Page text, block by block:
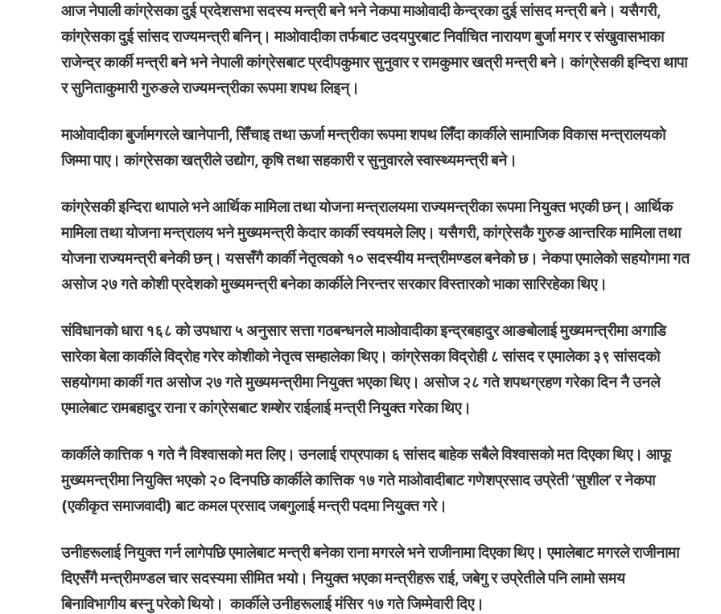
FM
समाचार
मधेश
आज नेपाली कांग्रेसका दुई प्रदेशसभा सदस्य मन्त्री बने भने नेकपा माओवादी केन्द्रका दुई सांसद मन्त्री बने। यसैगरी,
कांग्रेसका दुई सांसद राज्यमन्त्री बनिन्। माओवादीका तर्फबाट उदयपुरबाट निर्वाचित नारायण बुर्जा मगर र संखुवासभाका
राजेन्द्र कार्की मन्त्री बने भने नेपाली कांग्रेसबाट प्रदीपकुमार सुनुवार र रामकुमार खत्री मन्त्री बने। कांग्रेसकी इन्दिरा थापा
र सुनिताकुमारी गुरुङले राज्यमन्त्रीका रूपमा शपथ लिइन्।
माओवादीका बुर्जामगरले खानेपानी, सिँचाइ तथा ऊर्जा मन्त्रीका रूपमा शपथ लिँदा कार्कीले सामाजिक विकास मन्त्रालयको
जिम्मा पाए। कांग्रेसका खत्रीले उद्योग, कृषि तथा सहकारी र सुनुवारले स्वास्थ्यमन्त्री बने।
कांग्रेसकी इन्दिरा थापाले भने आर्थिक मामिला तथा योजना मन्त्रालयमा राज्यमन्त्रीका रूपमा नियुक्त भएकी छन्। आर्थिक
मामिला तथा योजना मन्त्रालय भने मुख्यमन्त्री केदार कार्की स्वयमले लिए। यसैगरी, कांग्रेसकै गुरुङ आन्तरिक मामिला तथा
योजना राज्यमन्त्री बनेकी छन्। यससँगै कार्की नेतृत्वको १० सदस्यीय मन्त्रीमण्डल बनेको छ। नेकपा एमालेको सहयोगमा गत
असोज २७ गते कोशी प्रदेशको मुख्यमन्त्री बनेका कार्कीले निरन्तर सरकार विस्तारको भाका सारिरहेका थिए।
संविधानको धारा १६८ को उपधारा ५ अनुसार सत्ता गठबन्धनले माओवादीका इन्द्रबहादुर आङबोलाई मुख्यमन्त्रीमा अगाडि
सारेका बेला कार्कीले विद्रोह गरेर कोशीको नेतृत्व सम्हालेका थिए। ​​​​​​​कांग्रेसका विद्रोही ८ सांसद र एमालेका ३९ सांसदको
सहयोगमा कार्की गत असोज २७ गते मुख्यमन्त्रीमा नियुक्त भएका थिए। असोज २८ गते शपथग्रहण गरेका दिन नै उनले
एमालेबाट रामबहादुर राना र कांग्रेसबाट शम्शेर राईलाई मन्त्री नियुक्त गरेका थिए।
कार्कीले कात्तिक १ गते नै विश्वासको मत लिए। उनलाई राप्रपाका ६ सांसद बाहेक सबैले विश्वासको मत दिएका थिए। आफू
मुख्यमन्त्रीमा नियुक्ति भएको २० दिनपछि कार्कीले कात्तिक १७ गते माओवादीबाट गणेशप्रसाद उप्रेती ‘सुशील’ र नेकपा
(एकीकृत समाजवादी) बाट कमल प्रसाद जबगुलाई मन्त्री पदमा नियुक्त गरे।
उनीहरूलाई नियुक्त गर्न लागेपछि एमालेबाट मन्त्री बनेका राना मगरले भने राजीनामा दिएका थिए। एमालेबाट मगरले राजीनामा
दिएसँगै मन्त्रीमण्डल चार सदस्यमा सीमित भयो। नियुक्त भएका मन्त्रीहरू राई, जबेगु र उप्रेतीले पनि लामो समय
बिनाविभागीय बस्नु परेको थियो।कार्कीले उनीहरूलाई मंसिर १७ गते जिम्मेवारी दिए।
aadarsa-kotwal-gawpalika
suwarn-gaupalika